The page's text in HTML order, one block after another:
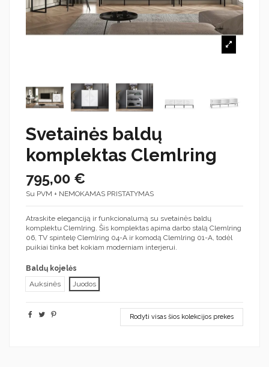
Svetainės baldų
komplektas Clemlring
795,00 €
Su PVM + NEMOKAMAS PRISTATYMAS
Atraskite eleganciją ir funkcionalumą su svetainės baldų
komplektu Clemlring. Šis komplektas apima darbo stalą Clemlring
06, TV spintelę Clemlring 04-A ir komodą Clemlring 01-A, todėl
puikiai tinka bet kokiam moderniam interjerui.
Baldų kojelės
Auksinės
Juodos
Rodyti visas šios kolekcijos prekes